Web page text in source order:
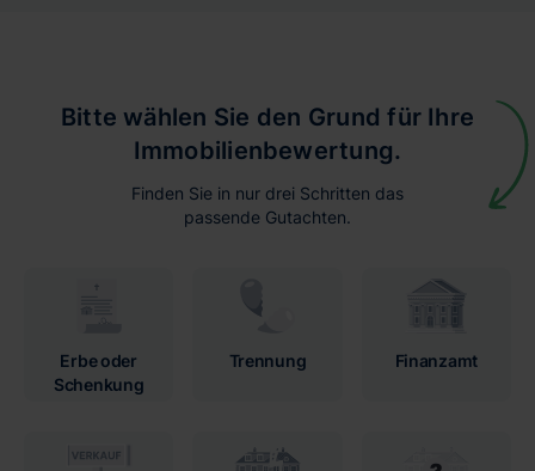
Bitte wählen Sie den Grund für Ihre
Immobilienbewertung.
Finden Sie in nur drei Schritten das
passende Gutachten.
Erbe oder
Schenkung
Trennung Finanzamt